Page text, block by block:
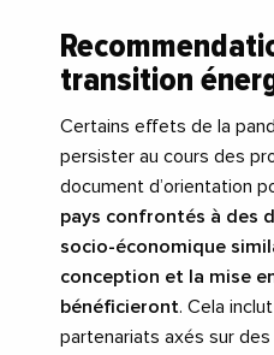
transition
Certains effets de la
persister au cours des
document d’orientation
pays confrontés à des
socio-économique
conception et la mise
bénéficieront. Cela
partenariats axés sur